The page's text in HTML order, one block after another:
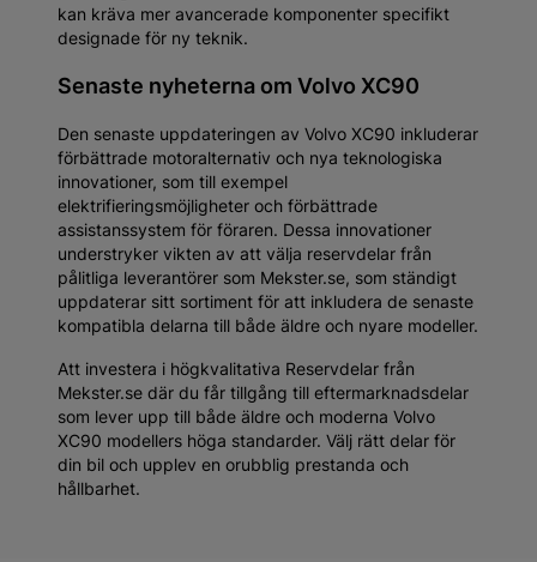
kan kräva mer avancerade komponenter specifikt
designade för ny teknik.
Senaste nyheterna om Volvo XC90
Den senaste uppdateringen av Volvo XC90 inkluderar
förbättrade motoralternativ och nya teknologiska
innovationer, som till exempel
elektrifieringsmöjligheter och förbättrade
assistanssystem för föraren. Dessa innovationer
understryker vikten av att välja reservdelar från
pålitliga leverantörer som Mekster.se, som ständigt
uppdaterar sitt sortiment för att inkludera de senaste
kompatibla delarna till både äldre och nyare modeller.
Att investera i högkvalitativa Reservdelar från
Mekster.se där du får tillgång till eftermarknadsdelar
som lever upp till både äldre och moderna Volvo
XC90 modellers höga standarder. Välj rätt delar för
din bil och upplev en orubblig prestanda och
hållbarhet.